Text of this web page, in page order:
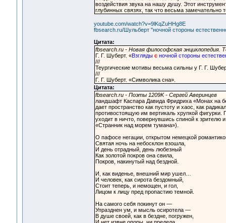
воздействия звука на нашу душу. Этот
глубинных связях, так что весьма замечательно
youtube.com/watch?v=9lKqZuHHg8E
fbsearch.ru/Шульберт "ночной стороны
Цитата:
fbsearch.ru - Новая философская
Г. Г. Шуберт. «Взгляды сночной стороны
///
Теургические мотивы весьма сильны у Г. Г.
///
Г. Г. Шуберт. «Символика сна».
Цитата:
fbsearch.ru - Поэты 1209K - Сергей Аверинцев
ландшафт Каспара Давида Фридриха «Монах на
дает пространство как пустоту и хаос, как
противостоящую им вертикаль хрупкой фигурки.
уходит в ничто, повернувшись спиной к
«Странник над морем тумана»).
О пафосе негации, открытом немецкой
Святая ночь на небосклон взошла,
И день отрадный, день любезный
Как золотой покров она свила,
Покров, накинутый над бездной.
И, как виденье, внешний мир ушел…
И человек, как сирота бездомный,
Стоит теперь, и немощен, и гол,
Лицом к лицу пред пропастию темной.
На самого себя покинут он —
Упразднен ум, и мысль осиротела —
В душе своей, как в бездне, погружен,